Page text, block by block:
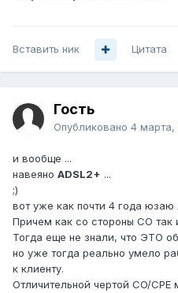
Вставить ник Цитата
Гость
Опубликовано 4 марта,
и вообще ...
навеяно ADSL2+ ...
;)
вот уже как почти 4 года юзаю
Причем как со стороны CO так
Тогда еще не знали, что ЭТО
но уже тогда реально умело
к клиенту.
Отличительной чертой CO/CPE